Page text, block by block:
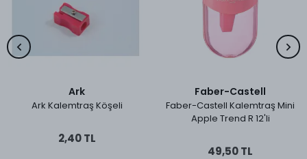
Ark
Ark Kalemtraş Köşeli
2,40 TL
Faber-Castell
Faber-Castell Kalemtraş Mini
Apple Trend R 12'li
49,50 TL